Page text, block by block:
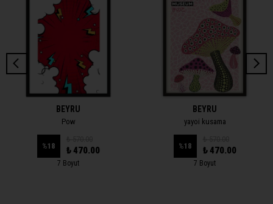
BEYRU
Pow
%18 ₺ 470.00
7 Boyut
BEYRU
yayoi kusama
%18 ₺ 470.00
7 Boyut